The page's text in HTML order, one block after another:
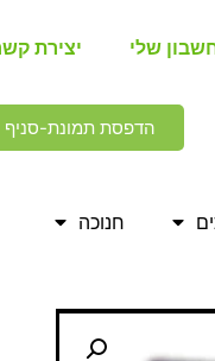
שלי יצירת
הדפסת תמונת-סניף
חנוכה